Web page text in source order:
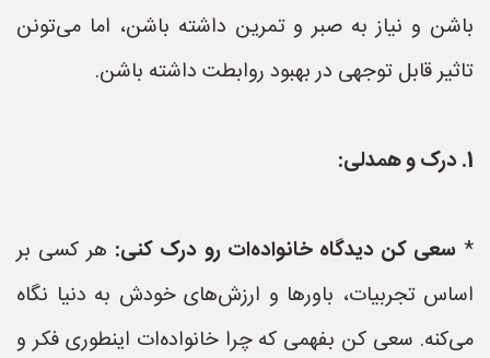
باشن و نیاز به صبر و تمرین داشته باشن، اما می‌تونن
تاثیر قابل توجهی در بهبود روابطت داشته باشن.
1. درک و همدلی:
*سعی کن دیدگاه خانواده‌ات رو درک کنی: هر کسی بر
اساس تجربیات، باورها و ارزش‌های خودش به دنیا نگاه
می‌کنه. سعی کن بفهمی که چرا خانواده‌ات اینطوری فکر و